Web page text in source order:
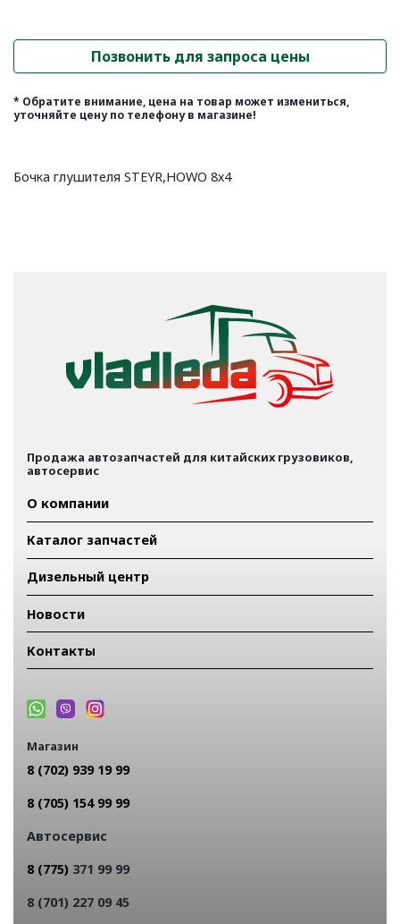
Позвонить для запроса цены
* Обратите внимание, цена на товар может измениться,
уточняйте цену по телефону в магазине!
Бочка глушителя STEYR,HOWO 8х4
Продажа автозапчастей для китайских грузовиков,
автосервис
О компании
Каталог запчастей
Дизельный центр
Новости
Контакты
Магазин
8 (702) 939 19 99
8 (705) 154 99 99
Автосервис
8 (775) 371 99 99
8 (701) 227 09 45